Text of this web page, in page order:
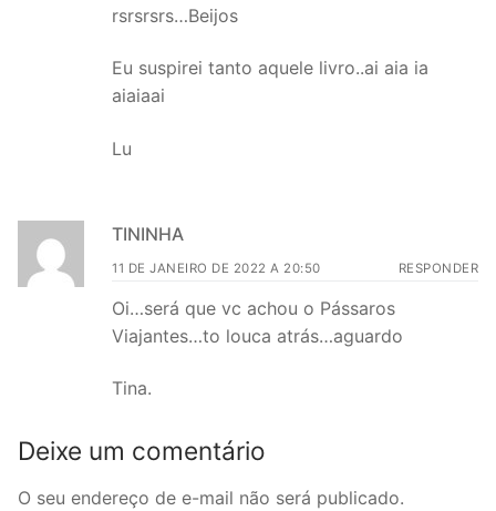
rsrsrsrs…Beijos
Eu suspirei tanto aquele livro..ai aia ia
aiaiaai
Lu
TININHA
11 DE JANEIRO DE 2022 A 20:50 RESPONDER
Oi…será que vc achou o Pássaros
Viajantes…to louca atrás…aguardo
Tina.
Deixe um comentário
O seu endereço de e-mail não será publicado.